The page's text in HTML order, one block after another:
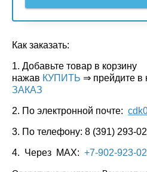
Как заказать:
1. Добавьте товар в корзину
нажав КУПИТЬ ⇒ прейдите в
ЗАКАЗ
2. По электронной почте:
3. По телефону: 8 (391) 293-
4. Через МАХ: +7-902-923-